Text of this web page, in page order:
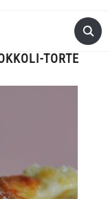
TORTE